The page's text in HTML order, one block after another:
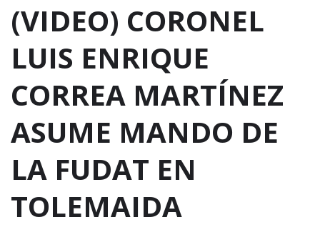
(VIDEO) CORONEL
LUIS ENRIQUE
CORREA MARTÍNEZ
ASUME MANDO DE
LA FUDAT EN
TOLEMAIDA